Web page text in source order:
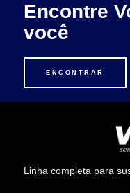
Encontre
você
ENCONTRAR
Linha completa para